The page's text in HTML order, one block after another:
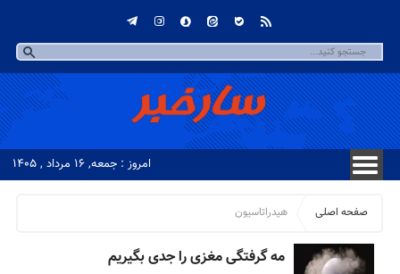
امروز : جمعه, ۱۶ مرداد , ۱۴۰۵
صفحه اصلی هیدراتاسیون
مه گرفتگی مغزی را جدی بگیریم